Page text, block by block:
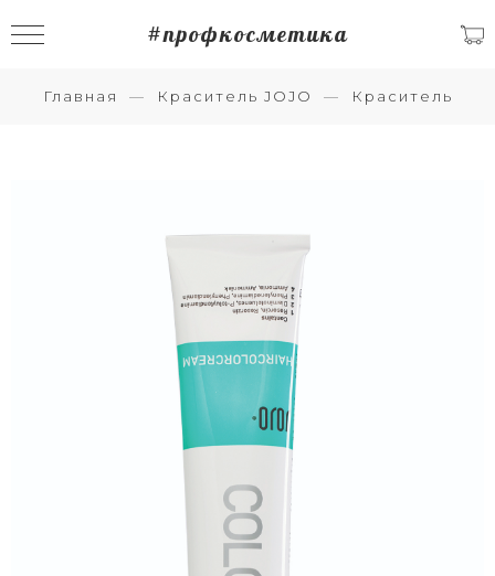
#профкосметика
Главная Краситель JOJO Краситель